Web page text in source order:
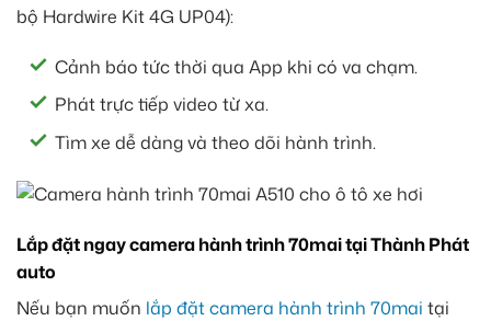
bộ Hardwire Kit 4G UP04):
Cảnh báo tức thời qua App khi có va chạm.
Phát trực tiếp video từ xa.
Tìm xe dễ dàng và theo dõi hành trình.
Lắp đặt ngay camera hành trình 70mai tại Thành Phát
auto
Nếu bạn muốn lắp đặt camera hành trình 70mai tại